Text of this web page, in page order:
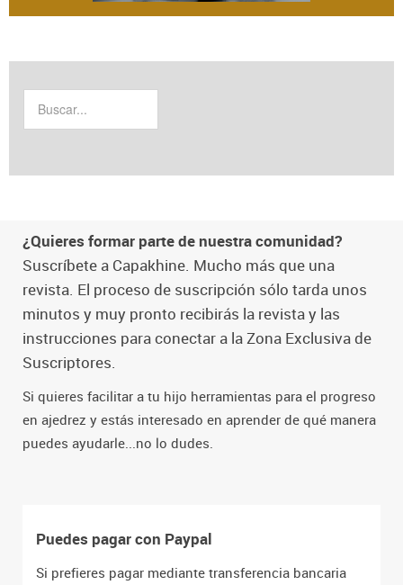
¿Quieres formar parte de nuestra comunidad?
Suscríbete a Capakhine. Mucho más que una
revista. El proceso de suscripción sólo tarda unos
minutos y muy pronto recibirás la revista y las
instrucciones para conectar a la Zona Exclusiva de
Suscriptores.
Si quieres facilitar a tu hijo herramientas para el progreso
en ajedrez y estás interesado en aprender de qué manera
puedes ayudarle...no lo dudes.
Puedes pagar con Paypal
Si prefieres pagar mediante transferencia bancaria